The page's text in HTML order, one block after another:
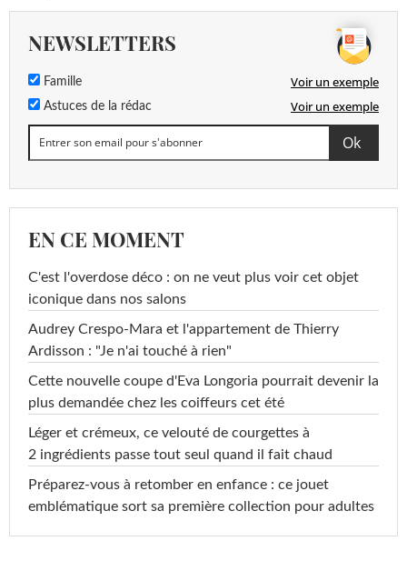
NEWSLETTERS
Famille Voir un exemple
Astuces de la rédac Voir un exemple
EN CE MOMENT
C'est l'overdose déco : on ne veut plus voir cet objet
iconique dans nos salons
Audrey Crespo-Mara et l'appartement de Thierry
Ardisson : "Je n'ai touché à rien"
Cette nouvelle coupe d'Eva Longoria pourrait devenir la
plus demandée chez les coiffeurs cet été
Léger et crémeux, ce velouté de courgettes à
2 ingrédients passe tout seul quand il fait chaud
Préparez-vous à retomber en enfance : ce jouet
emblématique sort sa première collection pour adultes